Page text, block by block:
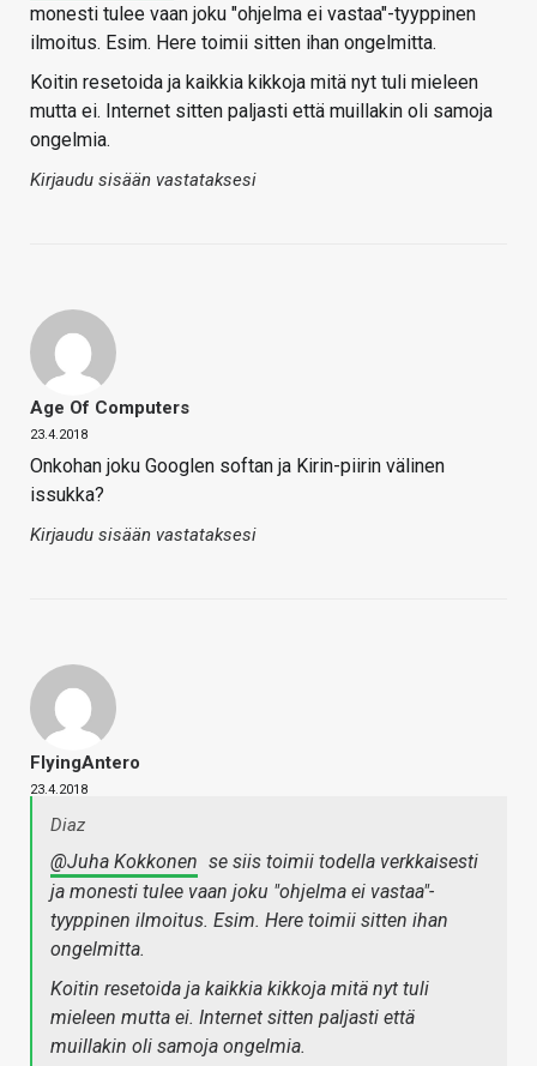
monesti tulee vaan joku "ohjelma ei vastaa"-tyyppinen
ilmoitus. Esim. Here toimii sitten ihan ongelmitta.
Koitin resetoida ja kaikkia kikkoja mitä nyt tuli mieleen
mutta ei. Internet sitten paljasti että muillakin oli samoja
ongelmia.
Kirjaudu sisään vastataksesi
Age Of Computers
23.4.2018
Onkohan joku Googlen softan ja Kirin-piirin välinen
issukka?
Kirjaudu sisään vastataksesi
FlyingAntero
23.4.2018
Diaz
@Juha Kokkonen se siis toimii todella verkkaisesti
ja monesti tulee vaan joku "ohjelma ei vastaa"-
tyyppinen ilmoitus. Esim. Here toimii sitten ihan
ongelmitta.
Koitin resetoida ja kaikkia kikkoja mitä nyt tuli
mieleen mutta ei. Internet sitten paljasti että
muillakin oli samoja ongelmia.